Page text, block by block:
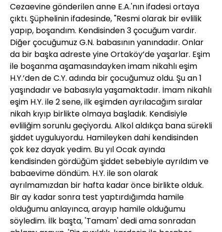
Cezaevine gönderilen anne E.A.'nın ifadesi ortaya
çıktı. Şüphelinin ifadesinde, "Resmi olarak bir evlilik
yapıp, boşandım. Kendisinden 3 çocuğum vardır.
Diğer çocuğumuz G.N. babasının yanındadır. Onlar
da bir başka adreste yine Ortaköy’de yaşarlar. Eşim
ile boşanma aşamasındayken imam nikahlı eşim
H.Y.’den de C.Y. adında bir çocuğumuz oldu. Şu an 1
yaşındadır ve babasıyla yaşamaktadır. İmam nikahlı
eşim H.Y. ile 2 sene, ilk eşimden ayrılacağım sıralar
nikah kıyıp birlikte olmaya başladık. Kendisiyle
evliliğim sorunlu geçiyordu. Alkol aldıkça bana sürekli
şiddet uyguluyordu. Hamileyken dahi kendisinden
çok kez dayak yedim. Bu yıl Ocak ayında
kendisinden gördüğüm şiddet sebebiyle ayrıldım ve
babaevime döndüm. H.Y. ile son olarak
ayrılmamızdan bir hafta kadar önce birlikte olduk.
Bir ay kadar sonra test yaptırdığımda hamile
olduğumu anlayınca, arayıp hamile olduğumu
söyledim. İlk başta, 'Tamam' dedi ama sonradan